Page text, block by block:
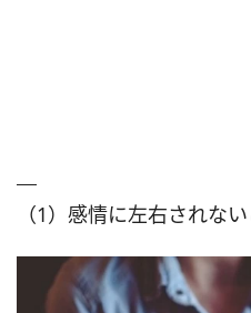
（1）感情に左右されな